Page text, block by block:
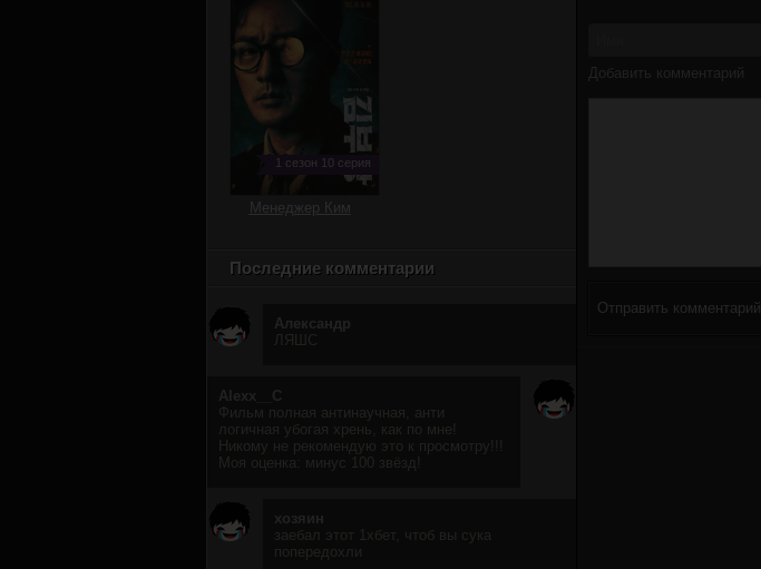
Добавить комментарий
Отправить комментарий
1 сезон 10 серия
Менеджер Ким
Последние комментарии
Александр
ЛЯШС
Alexx__C
Фильм полная антинаучная, анти
логичная убогая хрень, как по мне!
Никому не рекомендую это к просмотру!!!
Моя оценка: минус 100 звёзд!
хозяин
заебал этот 1хбет, чтоб вы сука
попередохли